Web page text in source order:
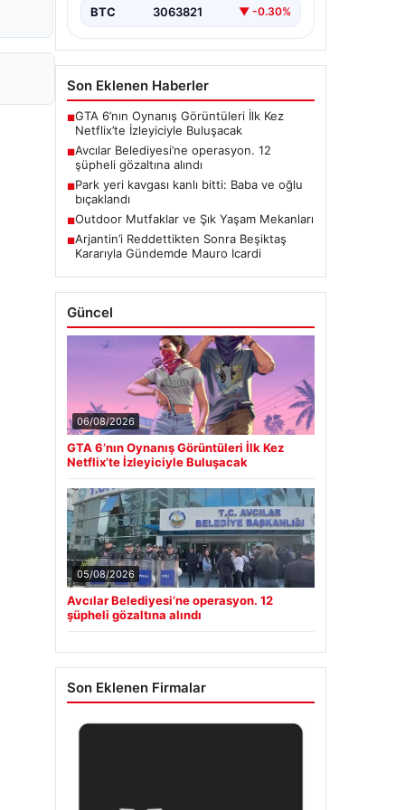
BTC 3063821 ▼ -0.30%
Son Eklenen Haberler
■GTA 6’nın Oynanış Görüntüleri İlk Kez
Netflix’te İzleyiciyle Buluşacak
■Avcılar Belediyesi’ne operasyon. 12
şüpheli gözaltına alındı
■Park yeri kavgası kanlı bitti: Baba ve oğlu
bıçaklandı
■Outdoor Mutfaklar ve Şık Yaşam Mekanları
■Arjantin’i Reddettikten Sonra Beşiktaş
Kararıyla Gündemde Mauro Icardi
Güncel
06/08/2026
GTA 6’nın Oynanış Görüntüleri İlk Kez
Netflix’te İzleyiciyle Buluşacak
05/08/2026
Avcılar Belediyesi’ne operasyon. 12
şüpheli gözaltına alındı
Son Eklenen Firmalar